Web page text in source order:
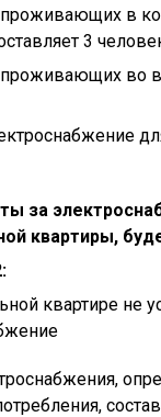
проживающих в
3
во
за
квартиры,
квартире не